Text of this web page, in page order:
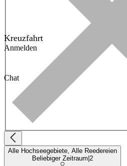
Kreuzfahrt
Anmelden
Chat
Alle Hochseegebiete, Alle Reedereien
Beliebiger Zeitraum 2